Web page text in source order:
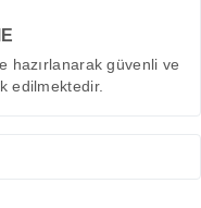
hazırlanarak güvenli ve
edilmektedir.